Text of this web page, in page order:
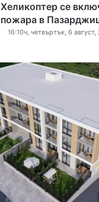
Хеликоптер се
пожара в
16:10ч, четвъртък, 6 август,